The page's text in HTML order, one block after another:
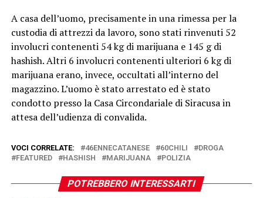
A casa dell’uomo, precisamente in una rimessa per la
custodia di attrezzi da lavoro, sono stati rinvenuti 52
involucri contenenti 54 kg di marijuana e 145 g di
hashish. Altri 6 involucri contenenti ulteriori 6 kg di
marijuana erano, invece, occultati all’interno del
magazzino. L’uomo è stato arrestato ed è stato
condotto presso la Casa Circondariale di Siracusa in
attesa dell’udienza di convalida.
VOCI CORRELATE: 46ENNECATANESE 60CHILI
DROGA
FEATURED
HASHISH MARIJUANA POLIZIA
POTREBBERO INTERESSARTI